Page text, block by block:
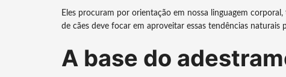
Eles procuram por orientação em nossa linguagem
de cães deve focar em aproveitar essas tendências
A base do